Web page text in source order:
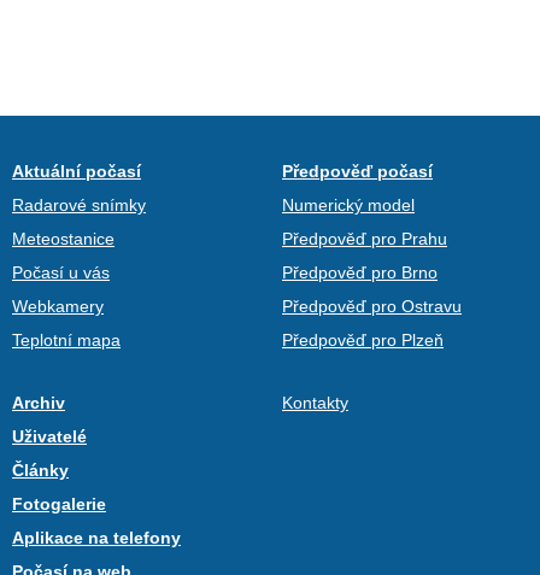
Aktuální počasí
Radarové snímky
Meteostanice
Počasí u vás
Webkamery
Teplotní mapa
Předpověď počasí
Numerický model
Předpověď pro Prahu
Předpověď pro Brno
Předpověď pro Ostravu
Předpověď pro Plzeň
Archiv
Uživatelé
Články
Fotogalerie
Aplikace na telefony
Kontakty